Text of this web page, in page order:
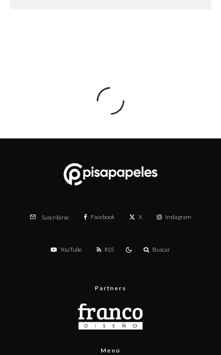
Suscribirse Facebook X Instagram
YouTube RSS Buscar
Partners
Menú